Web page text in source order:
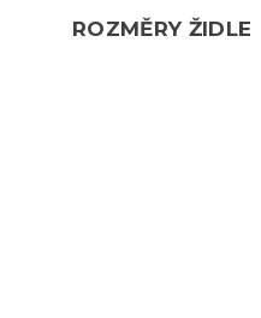
ROZMĚRY ŽIDLE